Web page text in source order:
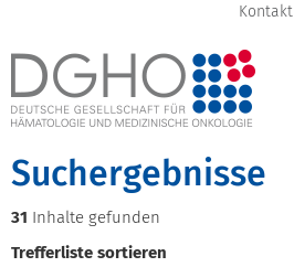
Kontakt
Suchergebnisse
31 Inhalte gefunden
Trefferliste sortieren